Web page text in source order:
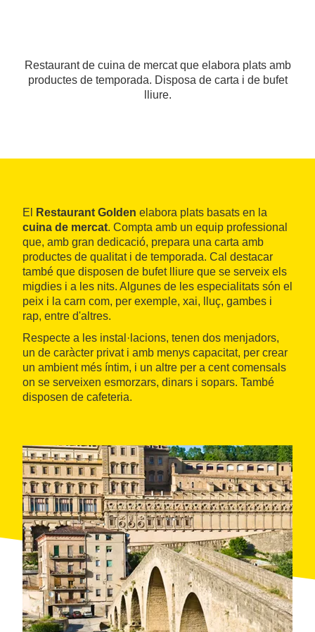
Restaurant de cuina de mercat que elabora plats amb
productes de temporada. Disposa de carta i de bufet
lliure.
El Restaurant Golden elabora plats basats en la
cuina de mercat. Compta amb un equip professional
que, amb gran dedicació, prepara una carta amb
productes de qualitat i de temporada. Cal destacar
també que disposen de bufet lliure que se serveix els
migdies i a les nits. Algunes de les especialitats són el
peix i la carn com, per exemple, xai, lluç, gambes i
rap, entre d'altres.
Respecte a les instal·lacions, tenen dos menjadors,
un de caràcter privat i amb menys capacitat, per crear
un ambient més íntim, i un altre per a cent comensals
on se serveixen esmorzars, dinars i sopars. També
disposen de cafeteria.